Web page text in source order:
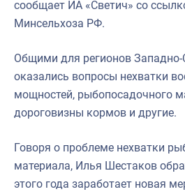
Укрепление духовно-
сообщает ИА «Светич» со
Минсельхоза РФ.
Общими для регионов Западно-
оказались вопросы нехватки
мощностей, рыбопосадочного
дороговизны кормов и другие.
Говоря о проблеме нехватки
материала, Илья Шестаков
этого года заработает новая